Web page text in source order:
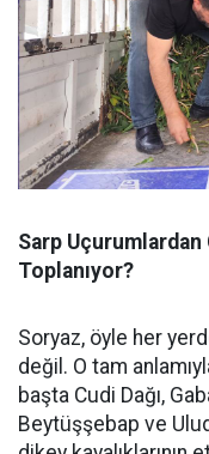
Sarp Uçurumlardan
Toplanıyor?
Soryaz, öyle her
değil. O tam
başta Cudi Dağı,
Beytüşşebap ve